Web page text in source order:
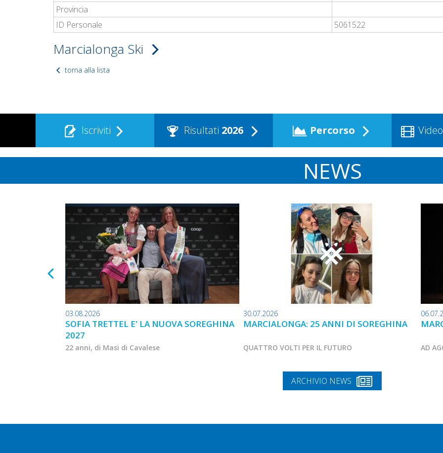
Provincia
ID Personale
5061522
Marcialonga Ski
torna alla lista
Iscriviti Risultati 2026 Percorso Video
NEWS
03.08.2026
SOFIA TRETTEL E' LA NUOVA SOREGHINA
2027
22 anni, di Masi di Cavalese
30.07.2026
MARCIALONGA: 25 ANNI DI SOREGHINA
QUATTRO VOLTI PER IL FUTURO AD
ARCHIVIO NEWS